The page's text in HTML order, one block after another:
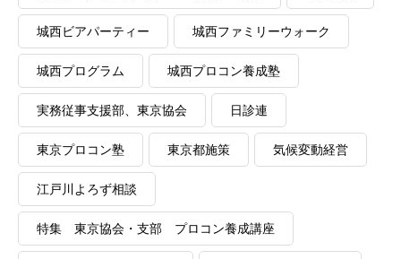
城西ビアパーティー 城西ファミリーウォーク
城西プログラム 城西プロコン養成塾
実務従事支援部、東京協会 日診連
東京プロコン塾 東京都施策 気候変動経営
江戸川よろず相談
特集 東京協会・支部 プロコン養成講座